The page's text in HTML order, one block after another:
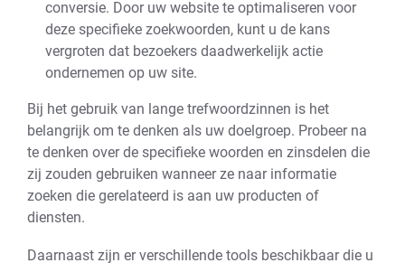
conversie. Door uw website te optimaliseren voor
deze specifieke zoekwoorden, kunt u de kans
vergroten dat bezoekers daadwerkelijk actie
ondernemen op uw site.
Bij het gebruik van lange trefwoordzinnen is het
belangrijk om te denken als uw doelgroep. Probeer na
te denken over de specifieke woorden en zinsdelen die
zij zouden gebruiken wanneer ze naar informatie
zoeken die gerelateerd is aan uw producten of
diensten.
Daarnaast zijn er verschillende tools beschikbaar die u